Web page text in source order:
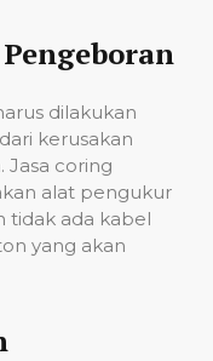
dilakukan
kerusakan
Jasa coring
alat pengukur
tidak ada kabel
yang akan